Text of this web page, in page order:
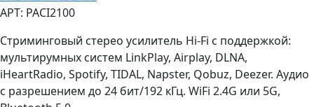
АРТ: PACI2100
Стриминговый стерео усилитель Hi-Fi с поддержкой:
мультирумных систем LinkPlay, Airplay, DLNA,
iHeartRadio, Spotify, TIDAL, Napster, Qobuz, Deezer. Аудио
с разрешением до 24 бит/192 кГц. WiFi 2.4G или 5G,